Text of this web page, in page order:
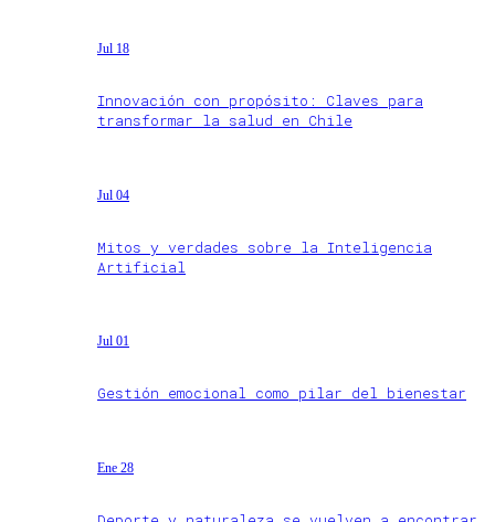
Jul 18
Innovación con propósito: Claves para
transformar la salud en Chile
Jul 04
Mitos y verdades sobre la Inteligencia
Artificial
Jul 01
Gestión emocional como pilar del bienestar
Ene 28